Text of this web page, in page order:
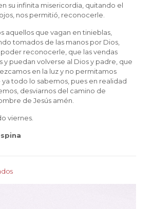
su infinita misericordia, quitando el
nos permitió, reconocerle.
aquellos que vagan en tinieblas,
tomados de las manos por Dios,
reconocerle, que las vendas
y puedan volverse al Dios y padre, que
en la luz y no permitamos
todo lo sabemos, pues en realidad
desviarnos del camino de
de Jesús amén.
viernes.